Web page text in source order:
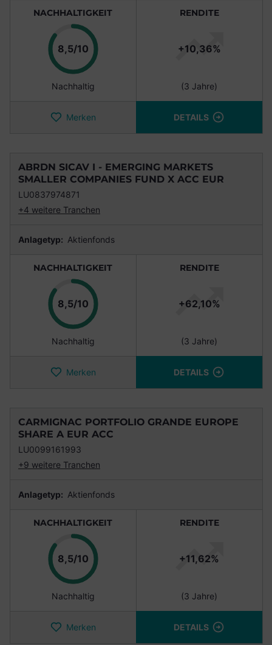
NACHHALTIGKEIT
8,5/10Punkte
Nachhaltig
RENDITE
+10,36%
(3 Jahre)
Merken DETAILS
ABRDN SICAV I - EMERGING MARKETS
SMALLER COMPANIES FUND X ACC EUR
LU0837974871
+4 weitere Tranchen
Anlagetyp: Aktienfonds
NACHHALTIGKEIT
8,5/10Punkte
Nachhaltig
RENDITE
+62,10%
(3 Jahre)
Merken DETAILS
CARMIGNAC PORTFOLIO GRANDE EUROPE
SHARE A EUR ACC
LU0099161993
+9 weitere Tranchen
Anlagetyp: Aktienfonds
NACHHALTIGKEIT
8,5/10Punkte
Nachhaltig
RENDITE
+11,62%
(3 Jahre)
Merken DETAILS